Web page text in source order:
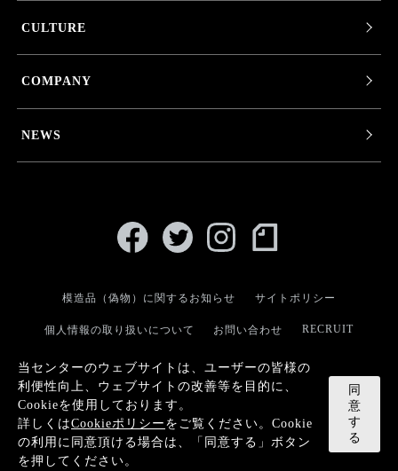
当センターのウェブサイトは、ユーザーの皆様の
利便性向上、ウェブサイトの改善等を目的に、
Cookieを使用しております。
詳しくはCookieポリシー をご覧ください。Cookie
の利用に同意頂ける場合は、「同意する」ボタン
を押してください。
同
意
す
る
CULTURE
COMPANY
NEWS
模造品（偽物）に関するお知らせ サイトポリシー
個人情報の取り扱いについて お問い合わせ RECRUIT
© KANEKO OPTICAL CO.,LTD.